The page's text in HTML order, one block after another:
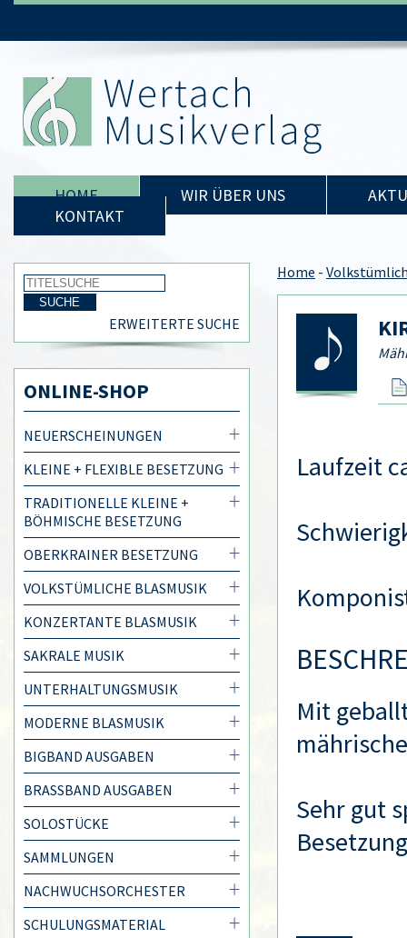
HOME WIR ÜBER UNS
KONTAKT
ERWEITERTE SUCHE
ONLINE-SHOP
NEUERSCHEINUNGEN
KLEINE + FLEXIBLE BESETZUNG
TRADITIONELLE KLEINE +
BÖHMISCHE BESETZUNG
OBERKRAINER BESETZUNG
VOLKSTÜMLICHE BLASMUSIK
KONZERTANTE BLASMUSIK
SAKRALE MUSIK
UNTERHALTUNGSMUSIK
MODERNE BLASMUSIK
BIGBAND AUSGABEN
BRASSBAND AUSGABEN
SOLOSTÜCKE
SAMMLUNGEN
NACHWUCHSORCHESTER
SCHULUNGSMATERIAL
Home -
Laufzeit
Mit
Sehr gut